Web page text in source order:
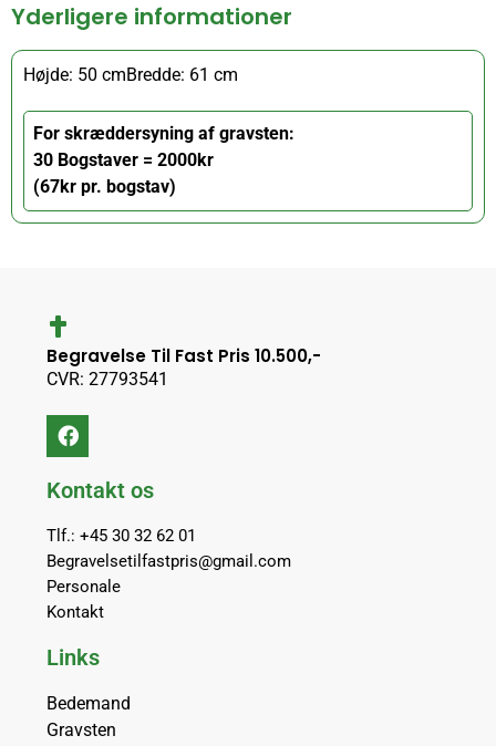
Yderligere informationer
Højde: 50 cmBredde: 61 cm
For skræddersyning af gravsten:
30 Bogstaver = 2000kr
(67kr pr. bogstav)
Begravelse Til Fast Pris 10.500,-
CVR: 27793541
Kontakt os
Tlf.: +45 30 32 62 01
Begravelsetilfastpris@gmail.com
Personale
Kontakt
Links
Bedemand
Gravsten